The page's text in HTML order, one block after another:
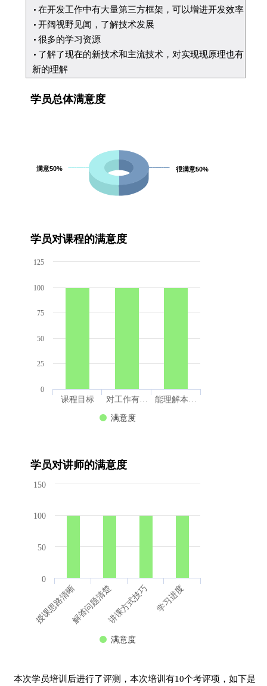
在开发工作中有大量第三方框架，可以增进开发效率
开阔视野见闻，了解技术发展
很多的学习资源
了解了现在的新技术和主流技术，对实现现原理也有
新的理解
学员总体满意度
很满意50%
很满意50%
满意50%
满意50%
学员对课程的满意度
满意度
课程目标 对工作有… 能理解本…
0
25
50
75
100
125
学员对讲师的满意度
满意度
授课思路清晰解答问题清楚讲课方式技巧 学习进度
0
50
100
150
本次学员培训后进行了评测，本次培训有10个考评项，如下是